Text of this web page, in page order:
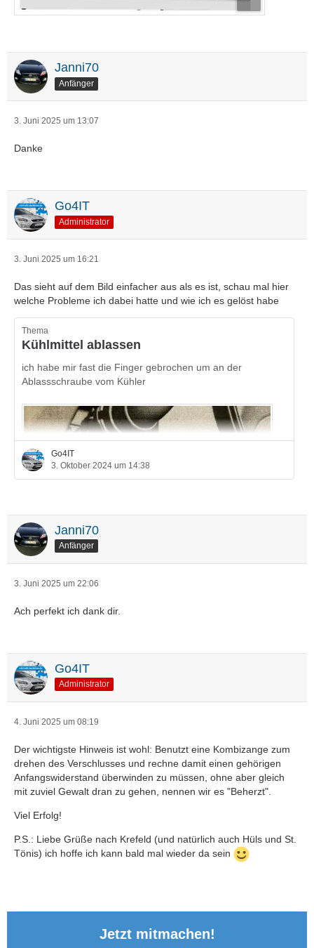
Janni70
Anfänger
3. Juni 2025 um 13:07
Danke
Go4IT
Administrator
3. Juni 2025 um 16:21
Das sieht auf dem Bild einfacher aus als es ist, schau mal hier
welche Probleme ich dabei hatte und wie ich es gelöst habe
Thema
Kühlmittel ablassen
ich habe mir fast die Finger gebrochen um an der
Ablassschraube vom Kühler
Schraube um 90 Grad gegen den Uhrzeigersinn und nichts
Go4IT
3. Oktober 2024 um 14:38
Janni70
Anfänger
3. Juni 2025 um 22:06
Ach perfekt ich dank dir.
Go4IT
Administrator
4. Juni 2025 um 08:19
Der wichtigste Hinweis ist wohl: Benutzt eine Kombizange zum
drehen des Verschlusses und rechne damit einen gehörigen
Anfangswiderstand überwinden zu müssen, ohne aber gleich
mit zuviel Gewalt dran zu gehen, nennen wir es "Beherzt".
Viel Erfolg!
P.S.: Liebe Grüße nach Krefeld (und natürlich auch Hüls und St.
Tönis) ich hoffe ich kann bald mal wieder da sein
Jetzt mitmachen!